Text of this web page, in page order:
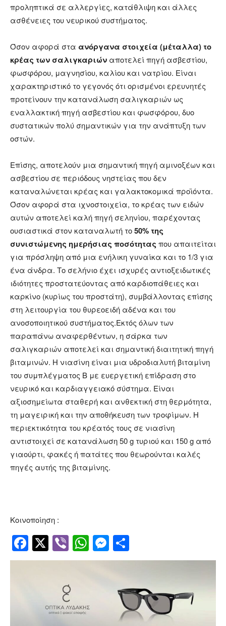
προληπτικά σε αλλεργίες, κατάθλιψη και άλλες
ασθένειες του νευρικού συστήματος.
Όσον αφορά στα ανόργανα στοιχεία (μέταλλα) το
κρέας των σαλιγκαριών αποτελεί πηγή ασβεστίου,
φωσφόρου, μαγνησίου, καλίου και νατρίου. Είναι
χαρακτηριστικό το γεγονός ότι ορισμένοι ερευνητές
προτείνουν την κατανάλωση σαλιγκαριών ως
εναλλακτική πηγή ασβεστίου και φωσφόρου, δυο
συστατικών πολύ σημαντικών για την ανάπτυξη των
οστών.
Επίσης, αποτελούν μια σημαντική πηγή αμινοξέων και
ασβεστίου σε περιόδους νηστείας που δεν
καταναλώνεται κρέας και γαλακτοκομικά προϊόντα.
Όσον αφορά στα ιχνοστοιχεία, το κρέας των ειδών
αυτών αποτελεί καλή πηγή σεληνίου, παρέχοντας
ουσιαστικά στον καταναλωτή το50% της
συνιστώμενης ημερήσιας ποσότητας που απαιτείται
για πρόσληψη από μια ενήλικη γυναίκα και το 1/3 για
ένα άνδρα. Το σελήνιο έχει ισχυρές αντιοξειδωτικές
ιδιότητες προστατεύοντας από καρδιοπάθειες και
καρκίνο (κυρίως του προστάτη), συμβάλλοντας επίσης
στη λειτουργία του θυρεοειδή αδένα και του
ανοσοποιητικού συστήματος.Εκτός όλων των
παραπάνω αναφερθέντων, η σάρκα των
σαλιγκαριών αποτελεί και σημαντική διαιτητική πηγή
βιταμινών. Η νιασίνη είναι μια υδροδιαλυτή βιταμίνη
του συμπλέγματος Β με ευεργετική επίδραση στο
νευρικό και καρδιαγγειακό σύστημα. Είναι
αξιοσημείωτα σταθερή και ανθεκτική στη θερμότητα,
τη μαγειρική και την αποθήκευση των τροφίμων. Η
περιεκτικότητα του κρέατός τους σε νιασίνη
αντιστοιχεί σε κατανάλωση 50 g τυριού και 150 g από
γιαούρτι, φακές ή πατάτες που θεωρούνται καλές
πηγές αυτής της βιταμίνης.
Κοινοποίηση :
Facebook
Twitter
ViberWhatsApp
Messenger